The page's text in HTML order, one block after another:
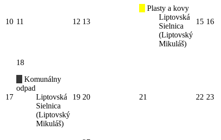
10 11 12 13
Plasty a kovy
Liptovská
Sielnica
(Liptovský
Mikuláš)
15 16
17
18
Komunálny
odpad
Liptovská
Sielnica
(Liptovský
Mikuláš)
19 20 21 22 23